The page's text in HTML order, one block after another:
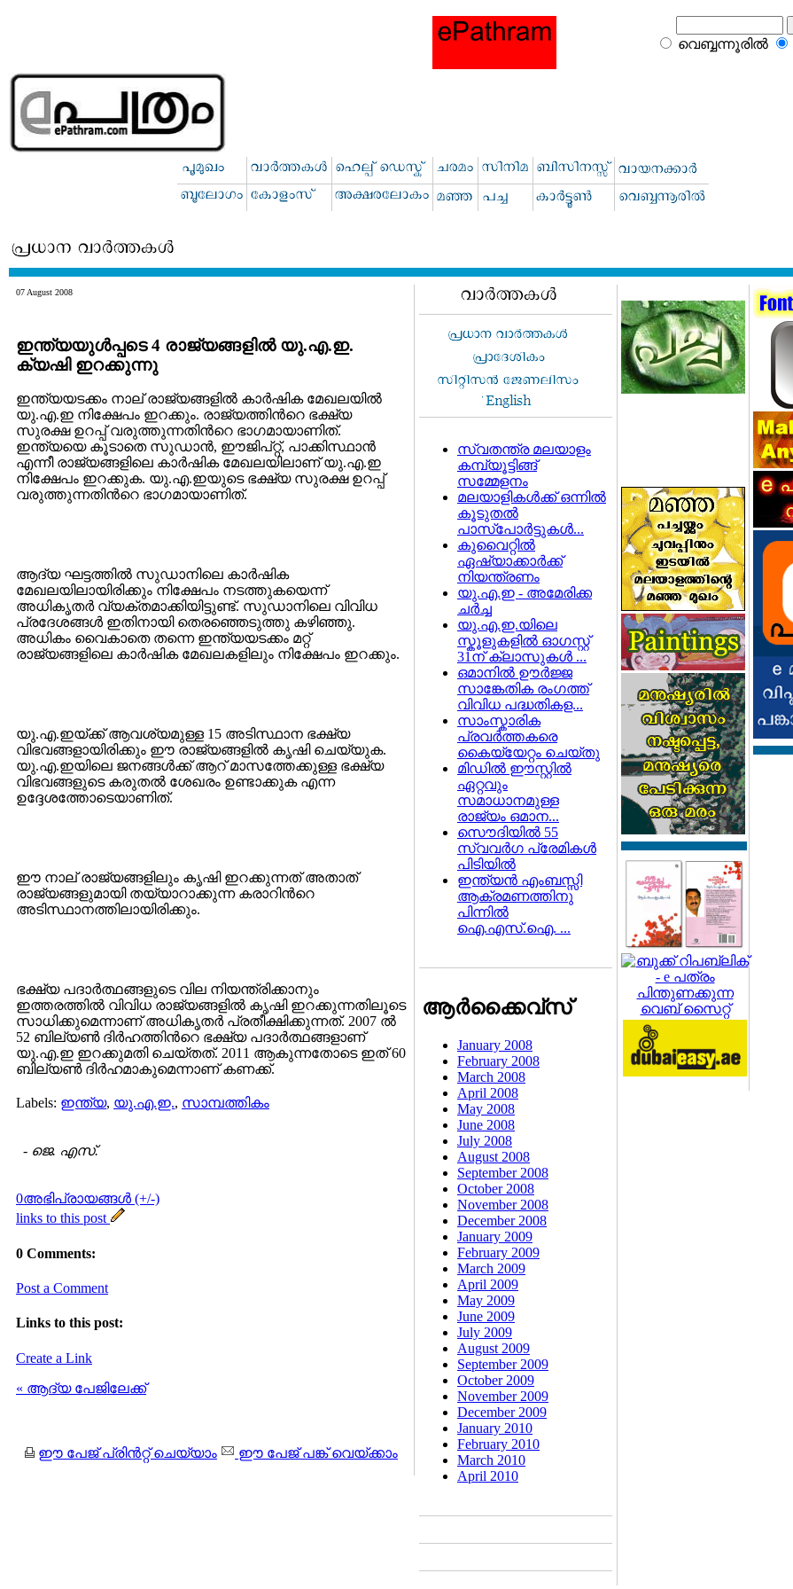
വെബ്ബന്നൂരില്‍
07 August 2008
ഇന്ത്യയുള്‍പ്പടെ 4 രാജ്യങ്ങളില്‍ യു.എ.ഇ.
ക്യഷി ഇറക്കുന്നു
ഇന്ത്യയടക്കം നാല് രാജ്യങ്ങളില്‍ കാര്‍ഷിക മേഖലയില്‍
യു.എ.ഇ നിക്ഷേപം ഇറക്കും. രാജ്യത്തിന്‍റെ ഭക്ഷ്യ
സുരക്ഷ ഉറപ്പ് വരുത്തുന്നതിന്‍റെ ഭാഗമായാണിത്.
ഇന്ത്യയെ കൂടാതെ സുഡാന്‍, ഈജിപ്റ്റ്, പാക്കിസ്ഥാന്‍
എന്നീ രാജ്യങ്ങളിലെ കാര്‍ഷിക മേഖലയിലാണ് യു.എ.ഇ
നിക്ഷേപം ഇറക്കുക. യു.എ.ഇയുടെ ഭക്ഷ്യ സുരക്ഷ ഉറപ്പ്
വരുത്തുന്നതിന്‍റെ ഭാഗമായാണിത്.
ആദ്യ ഘട്ടത്തില്‍ സുഡാനിലെ കാര്‍ഷിക
മേഖലയിലായിരിക്കും നിക്ഷേപം നടത്തുകയെന്ന്
അധികൃതര്‍ വ്യക്തമാക്കിയിട്ടുണ്ട്. സുഡാനിലെ വിവിധ
പ്രദേശങ്ങള്‍ ഇതിനായി തെരഞ്ഞെടുത്തു കഴിഞ്ഞു.
അധികം വൈകാതെ തന്നെ ഇന്ത്യയടക്കം മറ്റ്
രാജ്യങ്ങളിലെ കാര്‍ഷിക മേഖലകളിലും നിക്ഷേപം ഇറക്കും.
യു.എ.ഇയ്ക്ക് ആവശ്യമുള്ള 15 അടിസ്ഥാന ഭക്ഷ്യ
വിഭവങ്ങളായിരിക്കും ഈ രാജ്യങ്ങളില്‍ കൃഷി ചെയ്യുക.
യു.എ.ഇയിലെ ജനങ്ങള്‍ക്ക് ആറ് മാസത്തേക്കുള്ള ഭക്ഷ്യ
വിഭവങ്ങളുടെ കരുതല്‍ ശേഖരം ഉണ്ടാക്കുക എന്ന
ഉദ്ദേശത്തോടെയാണിത്.
ഈ നാല് രാജ്യങ്ങളിലും കൃഷി ഇറക്കുന്നത് അതാത്
രാജ്യങ്ങളുമായി തയ്യാറാക്കുന്ന കരാറിന്‍റെ
അടിസ്ഥാനത്തിലായിരിക്കും.
ഭക്ഷ്യ പദാര്‍ത്ഥങ്ങളുടെ വില നിയന്ത്രിക്കാനും
ഇത്തരത്തില്‍ വിവിധ രാജ്യങ്ങളില്‍ കൃഷി ഇറക്കുന്നതിലൂടെ
സാധിക്കുമെന്നാണ് അധികൃതര്‍ പ്രതീക്ഷിക്കുന്നത്. 2007 ല്‍
52 ബില്യണ്‍ ദിര്‍ഹത്തിന്‍റെ ഭക്ഷ്യ പദാര്‍ത്ഥങ്ങളാണ്
യു.എ.ഇ ഇറക്കുമതി ചെയ്തത്. 2011 ആകുന്നതോടെ ഇത് 60
ബില്യണ്‍ ദിര്‍ഹമാകുമെന്നാണ് കണക്ക്.
Labels: ഇന്ത്യ, യു.എ.ഇ., സാമ്പത്തികം
- ജെ. എസ്.
0അഭിപ്രായങ്ങള്‍ (+/-)
links to this post
0 Comments:
Post a Comment
Links to this post:
Create a Link
« ആദ്യ പേജിലേക്ക്
ഈ പേജ് പ്രിന്‍റ്റ് ചെയ്യാം ഈ പേജ് പങ്ക് വെയ്ക്കാം
സ്വതന്ത്ര മലയാളം
കമ്പ്യൂട്ടിങ്ങ്
സമ്മേളനം
മലയാളികള്‍ക്ക് ഒന്നില്‍
കൂടുതല്‍
പാസ്പോര്‍ട്ടുകള്‍...
കുവൈറ്റില്‍
ഏഷ്യാക്കാര്‍ക്ക്
നിയന്ത്രണം
യു.എ.ഇ - അമേരിക്ക
ചര്‍ച്ച
യു.എ.ഇ.യിലെ
സ്കൂളുകളില്‍ ഓഗസ്റ്റ്
31ന് ക്ലാസുകള്‍ ...
ഒമാനില്‍ ഊര്‍ജ്ജ
സാങ്കേതിക രംഗത്ത്
വിവിധ പദ്ധതികള...
സാംസ്കാരിക
പ്രവര്‍ത്തകരെ
കൈയ്യേറ്റം ചെയ്തു
മിഡില്‍ ഈസ്റ്റില്‍
ഏറ്റവും
സമാധാനമുള്ള
രാജ്യം ഒമാന...
സൌദിയില്‍ 55
സ്വവര്‍ഗ പ്രേമികള്‍
പിടിയില്‍
ഇന്ത്യന്‍ എംബസ്സി
ആക്രമണത്തിനു
പിന്നില്‍
ഐ.എസ്.ഐ. ...
ആര്‍ക്കൈവ്സ്
January 2008
February 2008
March 2008
April 2008
May 2008
June 2008
July 2008
August 2008
September 2008
October 2008
November 2008
December 2008
January 2009
February 2009
March 2009
April 2009
May 2009
June 2009
July 2009
August 2009
September 2009
October 2009
November 2009
December 2009
January 2010
February 2010
March 2010
April 2010